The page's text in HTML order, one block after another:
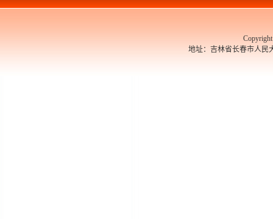
Copyright 东
地址：吉林省长春市人民